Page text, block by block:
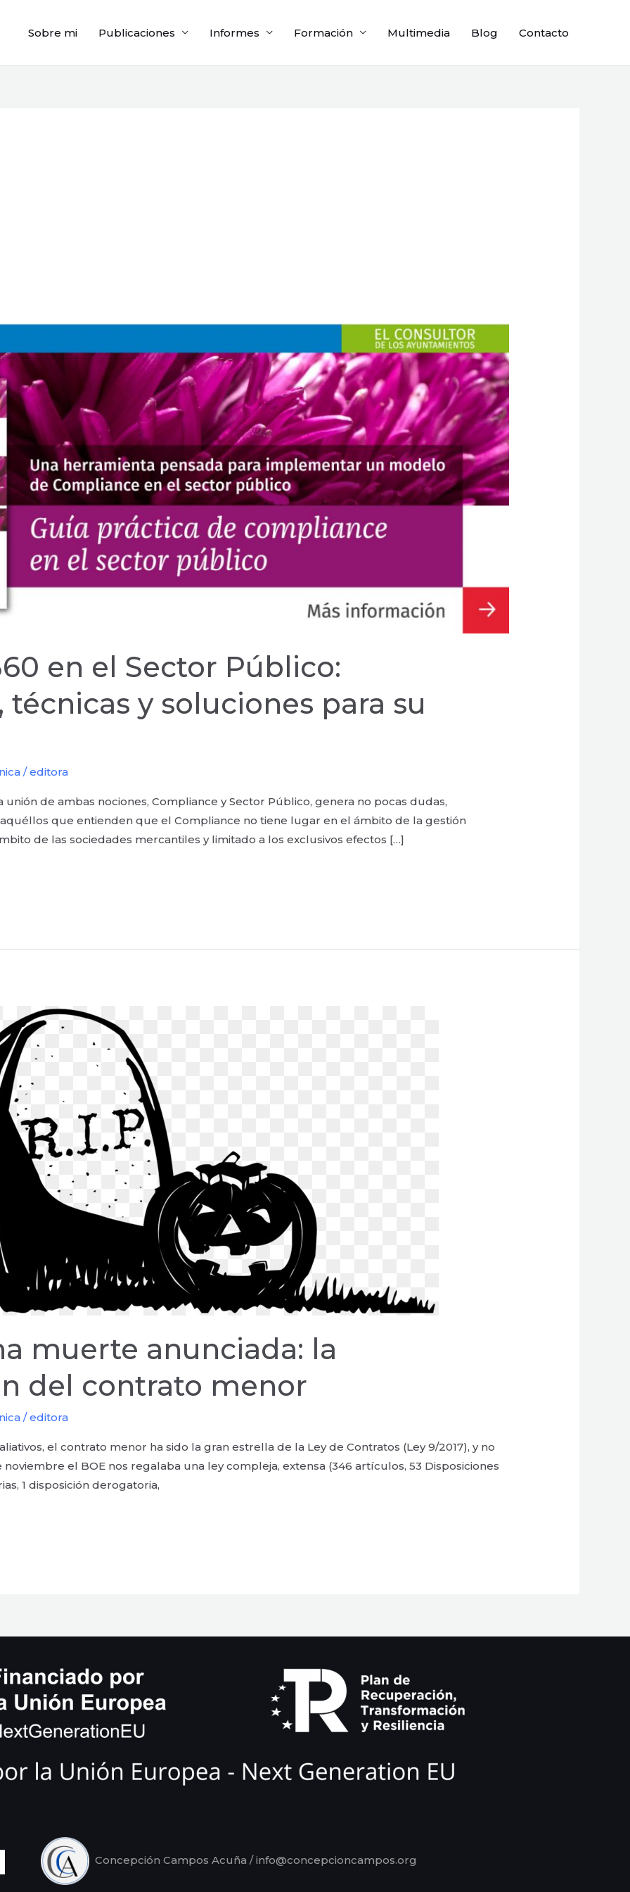
Sobre mi Publicaciones Informes Formación Multimedia Blog Contacto
en el Sector Público:
y soluciones para su
/editora
de ambas nociones, Compliance y Sector Público, genera no pocas dudas,
que entienden que el Compliance no tiene lugar en el ámbito de la gestión
de las sociedades mercantiles y limitado a los exclusivos efectos […]
muerte anunciada: la
del contrato menor
/editora
el contrato menor ha sido la gran estrella de la Ley de Contratos (Ley 9/2017), y no
el BOE nos regalaba una ley compleja, extensa (346 artículos, 53 Disposiciones
1 disposición derogatoria,
Concepción Campos Acuña / info@concepcioncampos.org